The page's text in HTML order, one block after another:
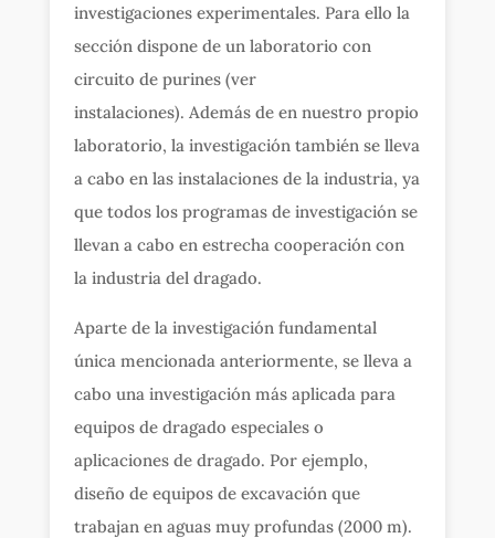
investigaciones experimentales. Para ello la
sección dispone de un laboratorio con
circuito de purines (ver
instalaciones). Además de en nuestro propio
laboratorio, la investigación también se lleva
a cabo en las instalaciones de la industria, ya
que todos los programas de investigación se
llevan a cabo en estrecha cooperación con
la industria del dragado.
Aparte de la investigación fundamental
única mencionada anteriormente, se lleva a
cabo una investigación más aplicada para
equipos de dragado especiales o
aplicaciones de dragado. Por ejemplo,
diseño de equipos de excavación que
trabajan en aguas muy profundas (2000 m).